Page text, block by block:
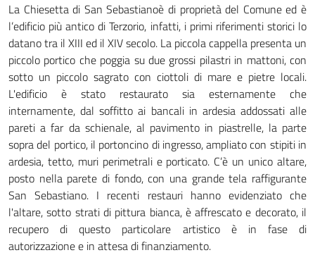
La Chiesetta di San Sebastianoè di proprietà del Comune ed è
l’edificio più antico di Terzorio, infatti, i primi riferimenti storici lo
datano tra il XIII ed il XIV secolo. La piccola cappella presenta un
piccolo portico che poggia su due grossi pilastri in mattoni, con
sotto un piccolo sagrato con ciottoli di mare e pietre locali.
L'edificio è stato restaurato sia esternamente che
internamente, dal soffitto ai bancali in ardesia addossati alle
pareti a far da schienale, al pavimento in piastrelle, la parte
sopra del portico, il portoncino di ingresso, ampliato con stipiti in
ardesia, tetto, muri perimetrali e porticato. C’è un unico altare,
posto nella parete di fondo, con una grande tela raffigurante
San Sebastiano. I recenti restauri hanno evidenziato che
l'altare, sotto strati di pittura bianca, è affrescato e decorato, il
recupero di questo particolare artistico è in fase di
autorizzazione e in attesa di finanziamento.